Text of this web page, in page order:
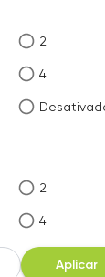
2
4
2
4
Aplicar